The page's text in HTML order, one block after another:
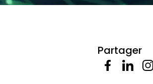
Partager